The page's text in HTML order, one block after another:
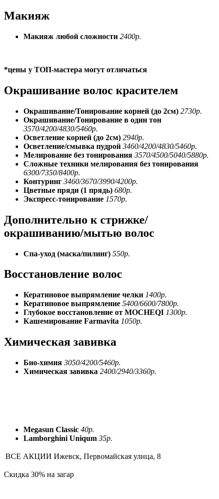
Макияж
Макияж любой сложности 2400р.
*цены у ТОП-мастера могут отличаться
Окрашивание волос красителем
Окрашивание/Тонирование корней (до 2см) 2730р.
Окрашивание/Тонирование в один тон
3570/4200/4830/5460р.
Осветление корней (до 2см) 2940р.
Осветление/смывка пудрой 3460/4200/4830/5460р.
Мелирование без тонирования 3570/4500/5040/5880р.
Сложные техники мелирования без тонирования
6300/7350/8400р.
Контуринг 3460/3670/3990/4200р.
Цветные пряди (1 прядь) 680р.
Экспресс-тонирование 1570р.
Дополнительно к стрижке/
окрашиванию/мытью волос
Спа-уход (маска/пилинг) 550р.
Восстановление волос
Кератиновое выпрямление челки 1400р.
Кератиновое выпрямление 5400/6600/7800р.
Глубокое восстановление от MOCHEQI 1300р.
Кашемирование Farmavita 1050р.
Химическая завивка
Био-химия 3050/4200/5460р.
Химическая завивка 2400/2940/3360р.
Megasun Classic 40р.
Lamborghini Uniqum 35р.
ВСЕ АКЦИИ Ижевск, Первомайская улица, 8
Скидка 30% на загар